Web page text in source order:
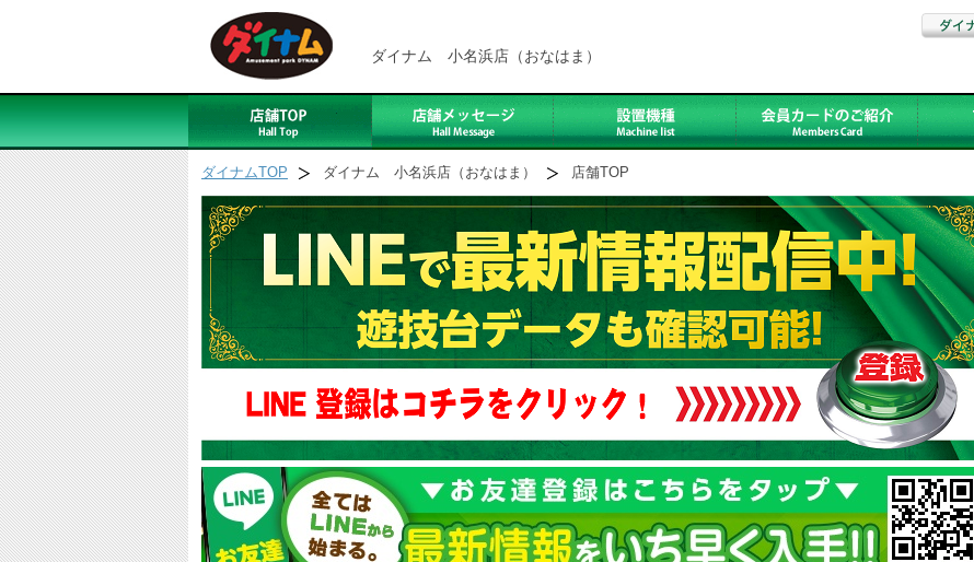
ダイナム 小名浜店（おなはま）
ダイナムTOP ダイナム 小名浜店（おなはま） 店舗TOP